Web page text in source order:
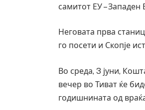
самитот ЕУ – Западен
Неговата прва
го посети и Скопје
Во среда, 3 јуни,
вечер во Тиват ќе
годишнината од